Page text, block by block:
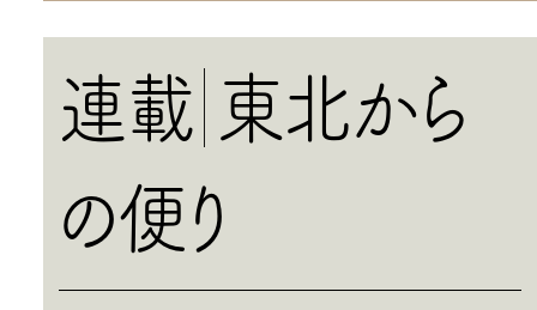
連載 東北から
の便り